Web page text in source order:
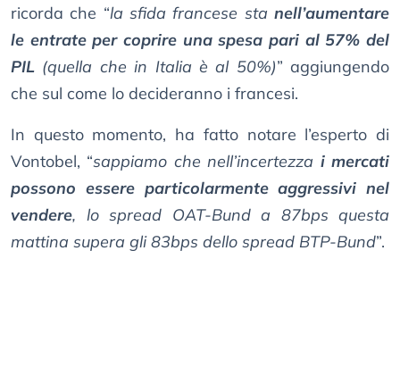
ricorda che “la sfida francese stanell’aumentare
le entrate per coprire una spesa pari al 57% del
PIL (quella che in Italia è al 50%)” aggiungendo
che sul come lo decideranno i francesi.
In questo momento, ha fatto notare l’esperto di
Vontobel, “sappiamo che nell’incertezza i mercati
possono essere particolarmente aggressivi nel
vendere, lo spread OAT-Bund a 87bps questa
mattina supera gli 83bps dello spread BTP-Bund”.